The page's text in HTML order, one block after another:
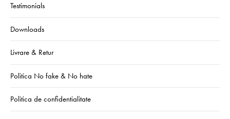
Testimonials
Downloads
Livrare & Retur
Politica No fake & No hate
Politica de confidentialitate